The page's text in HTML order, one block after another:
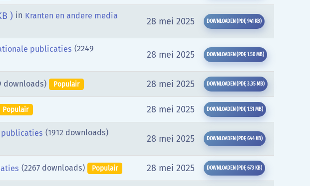
) in Kranten en andere media
28 mei 2025 DOWNLOADEN (PDF,941 KB)
publicaties (2249
28 mei 2025 DOWNLOADEN (PDF,1.50 MB)
downloads) Populair 28 mei 2025 DOWNLOADEN (PDF,3.35 MB)
Populair 28 mei 2025 DOWNLOADEN (PDF,1.51 MB)
(1912 downloads)
28 mei 2025 DOWNLOADEN (PDF,644 KB)
(2267 downloads) Populair 28 mei 2025 DOWNLOADEN (PDF,673 KB)